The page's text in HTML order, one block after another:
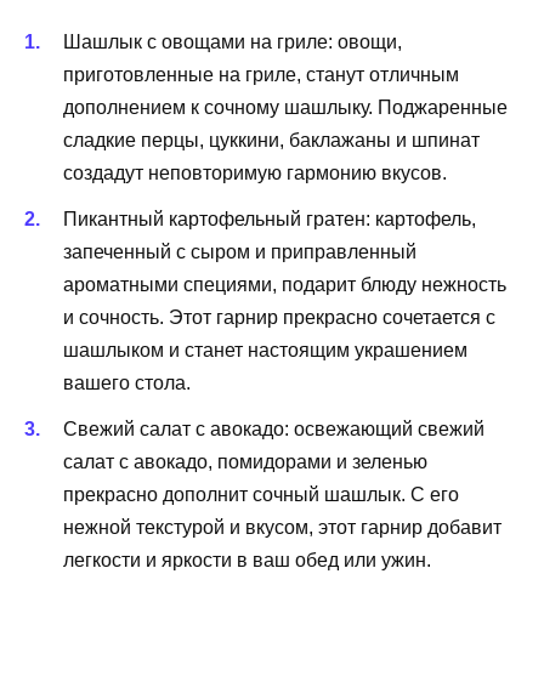
Шашлык с овощами на гриле: овощи,
приготовленные на гриле, станут отличным
дополнением к сочному шашлыку. Поджаренные
сладкие перцы, цуккини, баклажаны и шпинат
создадут неповторимую гармонию вкусов.
Пикантный картофельный гратен: картофель,
запеченный с сыром и приправленный
ароматными специями, подарит блюду нежность
и сочность. Этот гарнир прекрасно сочетается с
шашлыком и станет настоящим украшением
вашего стола.
Свежий салат с авокадо: освежающий свежий
салат с авокадо, помидорами и зеленью
прекрасно дополнит сочный шашлык. С его
нежной текстурой и вкусом, этот гарнир добавит
легкости и яркости в ваш обед или ужин.